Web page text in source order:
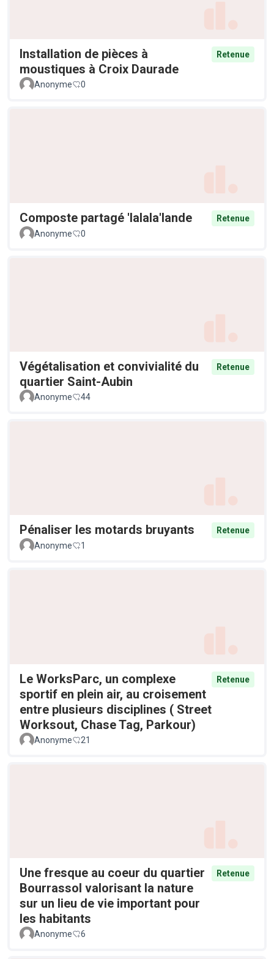
Installation de pièces à
moustiques à Croix Daurade
Retenue
Anonyme 0
Composte partagé 'lalala'lande
Retenue
Anonyme
0
Végétalisation et convivialité du
quartier Saint-Aubin
Retenue
Anonyme 44
Pénaliser les motards bruyants
Retenue
Anonyme
1
Le WorksParc, un complexe
sportif en plein air, au croisement
entre plusieurs disciplines ( Street
Worksout, Chase Tag, Parkour)
Retenue
Anonyme 21
Une fresque au coeur du quartier
Bourrassol valorisant la nature
sur un lieu de vie important pour
les habitants
Retenue
Anonyme 6